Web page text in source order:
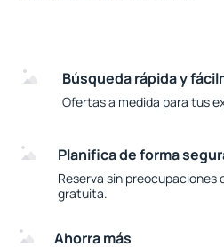
Búsqueda rápida y
Ofertas a medida para tus
Planifica de forma
Reserva sin
gratuita.
Ahorra más